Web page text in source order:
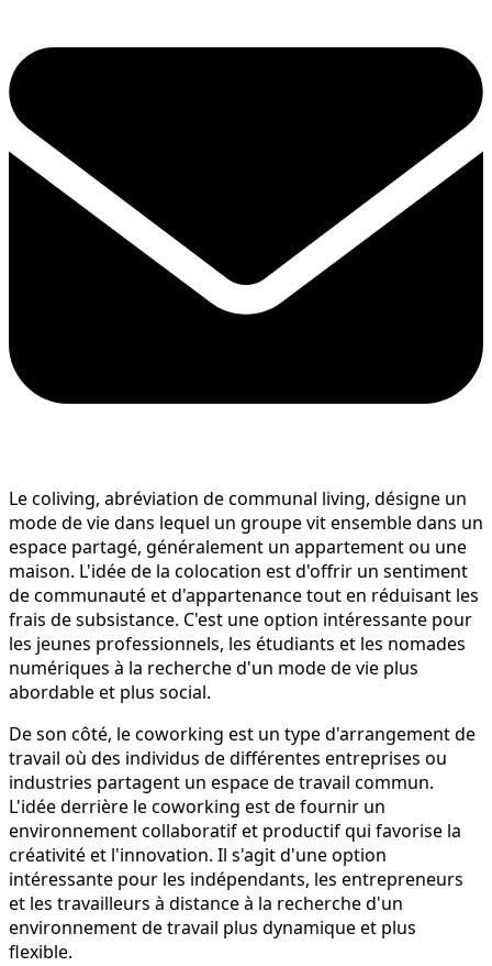
Le coliving, abréviation de communal living, désigne un
mode de vie dans lequel un groupe vit ensemble dans un
espace partagé, généralement un appartement ou une
maison. L'idée de la colocation est d'offrir un sentiment
de communauté et d'appartenance tout en réduisant les
frais de subsistance. C'est une option intéressante pour
les jeunes professionnels, les étudiants et les nomades
numériques à la recherche d'un mode de vie plus
abordable et plus social.
De son côté, le coworking est un type d'arrangement de
travail où des individus de différentes entreprises ou
industries partagent un espace de travail commun.
L'idée derrière le coworking est de fournir un
environnement collaboratif et productif qui favorise la
créativité et l'innovation. Il s'agit d'une option
intéressante pour les indépendants, les entrepreneurs
et les travailleurs à distance à la recherche d'un
environnement de travail plus dynamique et plus
flexible.